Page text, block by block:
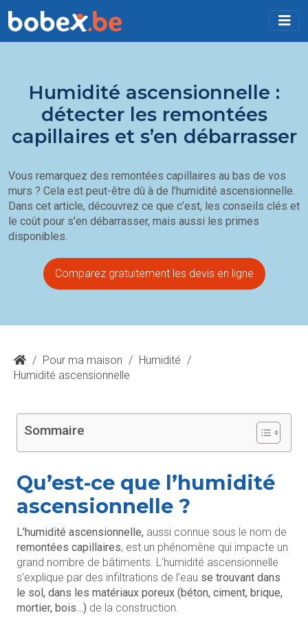
Humidité ascensionnelle :
détecter les remontées
capillaires et s’en débarrasser
Vous remarquez des remontées capillaires au bas de vos
murs ? Cela est peut-être dû à de l’humidité ascensionnelle
Dans cet article, découvrez ce que c’est, les conseils clés et
le coût pour s’en débarrasser, mais aussi les primes
disponibles.
Comparez gratuitement les devis en ligne
/ Pour ma maison / Humidité /
Humidité ascensionnelle
Sommaire
Qu’est-ce que l’humidité
ascensionnelle ?
L’humidité ascensionnelle, aussi connue sous le nom de
remontées capillaires, est un phénomène qui impacte un
grand nombre de bâtiments. L’humidité ascensionnelle
s’explique par des infiltrations de l’eau se trouvant dans
le sol, dans les matériaux poreux (béton, ciment, brique,
mortier, bois…) de la construction.